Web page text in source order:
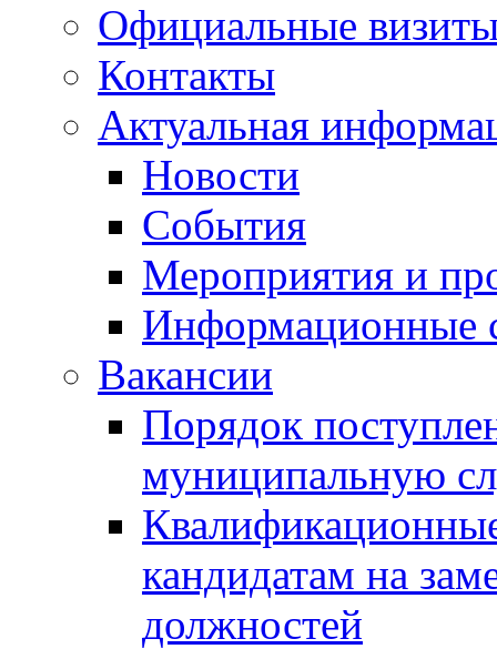
Официальные
Контакты
Актуальная
Новости
События
Мероприятия и
Информационные
Вакансии
Порядок
муниципальную
кандидатам на
должностей